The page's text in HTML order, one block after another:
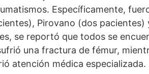
Específicamente,
Pirovano (dos pacientes)
se reportó que todos se
una fractura de fémur,
atención médica especializada.